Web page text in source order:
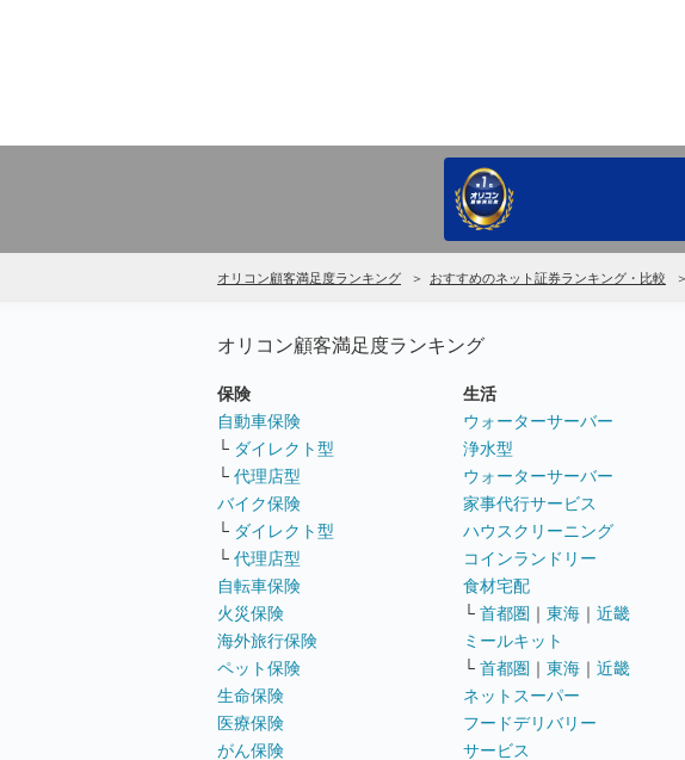
オリコン顧客満足度ランキング おすすめのネット証券ランキング・比較
オリコン顧客満足度ランキング
保険
自動車保険
└ ダイレクト型
└ 代理店型
バイク保険
└ ダイレクト型
└ 代理店型
自転車保険
火災保険
海外旅行保険
ペット保険
生命保険
医療保険
がん保険
生活
ウォーターサーバー
浄水型
ウォーターサーバー
家事代行サービス
ハウスクリーニング
コインランドリー
食材宅配
└ 首都圏 ｜ 東海 ｜ 近畿
ミールキット
└ 首都圏 ｜ 東海 ｜ 近畿
ネットスーパー
フードデリバリー
サービス